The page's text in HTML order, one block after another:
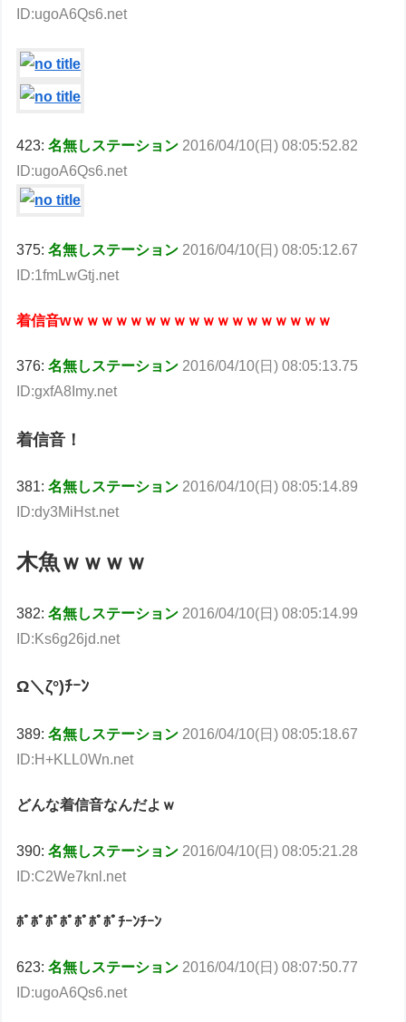
ID:ugoA6Qs6.net
423:名無しステーション 2016/04/10(日) 08:05:52.82
ID:ugoA6Qs6.net
375:名無しステーション 2016/04/10(日) 08:05:12.67
ID:1fmLwGtj.net
着信音wｗｗｗｗｗｗｗｗｗｗｗｗｗｗｗｗｗｗ
376:名無しステーション2016/04/10(日) 08:05:13.75
ID:gxfA8Imy.net
着信音！
381:名無しステーション 2016/04/10(日) 08:05:14.89
ID:dy3MiHst.net
木魚ｗｗｗｗ
382:名無しステーション 2016/04/10(日) 08:05:14.99
ID:Ks6g26jd.net
Ω＼ζ°)ﾁｰﾝ
389:名無しステーション 2016/04/10(日) 08:05:18.67
ID:H+KLL0Wn.net
どんな着信音なんだよｗ
390:名無しステーション 2016/04/10(日) 08:05:21.28
ID:C2We7knl.net
ﾎﾟﾎﾟﾎﾟﾎﾟﾎﾟﾎﾟﾎﾟﾁｰﾝﾁｰﾝ
623:名無しステーション 2016/04/10(日) 08:07:50.77
ID:ugoA6Qs6.net